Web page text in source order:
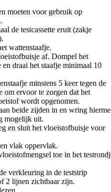
moeten voor gebruik op
de testcassette eruit (zakje
wattenstaafje.
af. Dompel het
draai het staafje minimaal 10
minstens 5 keer tegen de
om ervoor te zorgen dat het
wordt opgenomen.
beide zijden in en wring
mogelijk uit.
en sluit het vloeistofbuisje voor
vlak oppervlak.
toe in het
verkleuring in de teststrip
2 lijnen zichtbaar zijn.